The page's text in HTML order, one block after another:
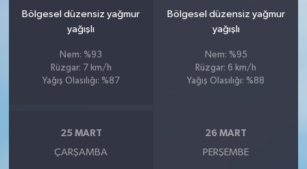
Bölgesel düzensiz yağmur
yağışlı
Nem: %93
Rüzgar: 7 km/h
Yağış Olasılığı: %87
Bölgesel düzensiz yağmur
yağışlı
Nem: %95
Rüzgar: 6 km/h
Yağış Olasılığı: %88
25 MART
ÇARŞAMBA
26 MART
PERŞEMBE